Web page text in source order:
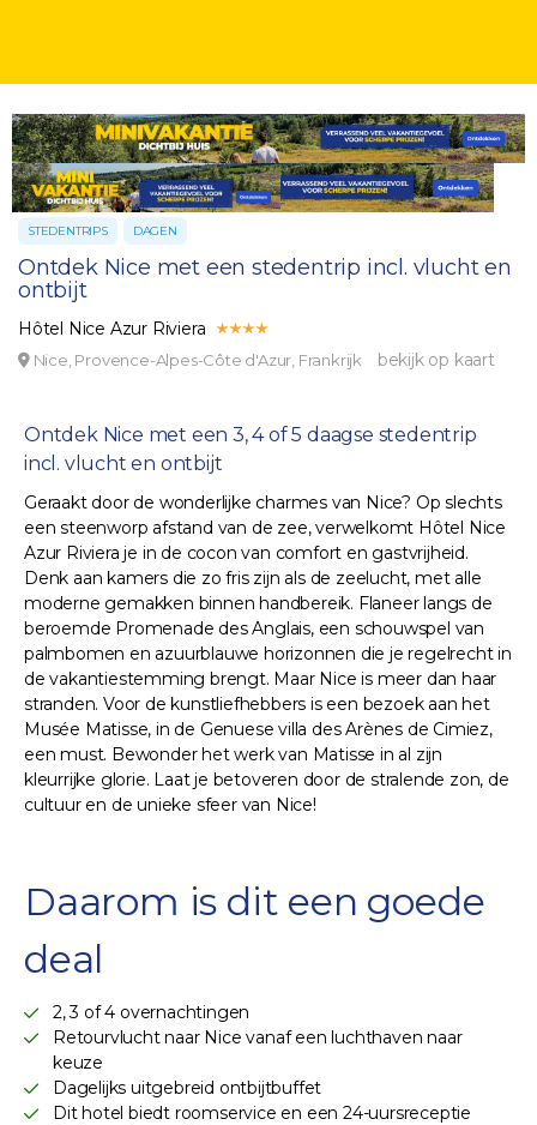
STEDENTRIPS DAGEN
Ontdek Nice met een stedentrip incl. vlucht en
ontbijt
Hôtel Nice Azur Riviera
Nice, Provence-Alpes-Côte d'Azur, Frankrijk bekijk op kaart
Ontdek Nice met een 3, 4 of 5 daagse stedentrip
incl. vlucht en ontbijt
Geraakt door de wonderlijke charmes van Nice? Op slechts
een steenworp afstand van de zee, verwelkomt Hôtel Nice
Azur Riviera je in de cocon van comfort en gastvrijheid.
Denk aan kamers die zo fris zijn als de zeelucht, met alle
moderne gemakken binnen handbereik. Flaneer langs de
beroemde Promenade des Anglais, een schouwspel van
palmbomen en azuurblauwe horizonnen die je regelrecht in
de vakantiestemming brengt. Maar Nice is meer dan haar
stranden. Voor de kunstliefhebbers is een bezoek aan het
Musée Matisse, in de Genuese villa des Arènes de Cimiez,
een must. Bewonder het werk van Matisse in al zijn
kleurrijke glorie. Laat je betoveren door de stralende zon, de
cultuur en de unieke sfeer van Nice!
Daarom is dit een goede
deal
2, 3 of 4 overnachtingen
Retourvlucht naar Nice vanaf een luchthaven naar
keuze
Dagelijks uitgebreid ontbijtbuffet
Dit hotel biedt roomservice en een 24-uursreceptie